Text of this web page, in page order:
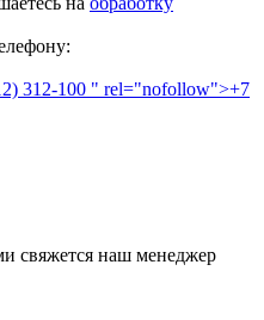
312-100 " rel="nofollow">+7
свяжется наш менеджер